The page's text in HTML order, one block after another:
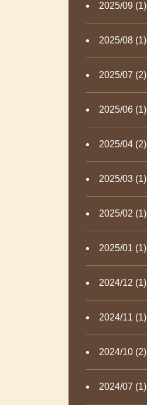
2025/09 (1)
2025/08 (1)
2025/07 (2)
2025/06 (1)
2025/04 (2)
2025/03 (1)
2025/02 (1)
2025/01 (1)
2024/12 (1)
2024/11 (1)
2024/10 (2)
2024/07 (1)